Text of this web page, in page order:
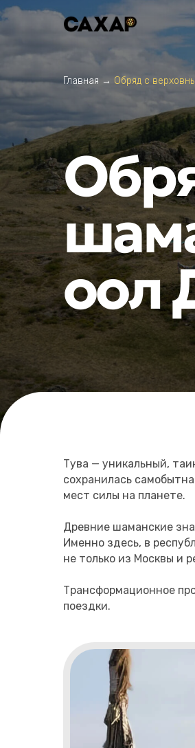
оол
Главная → Обряд с
Тува — уникальный,
сохранилась
мест силы на планете.
Древние шаманские
Именно здесь, в
не только из Москвы и
Трансформационное
поездки.